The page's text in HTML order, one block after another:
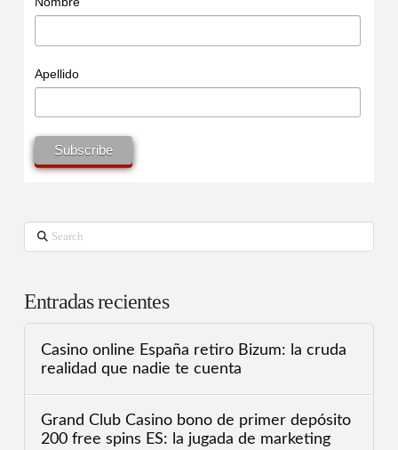
Apellido
Search
Entradas recientes
Casino online España retiro Bizum: la cruda
realidad que nadie te cuenta
Grand Club Casino bono de primer depósito
200 free spins ES: la jugada de marketing